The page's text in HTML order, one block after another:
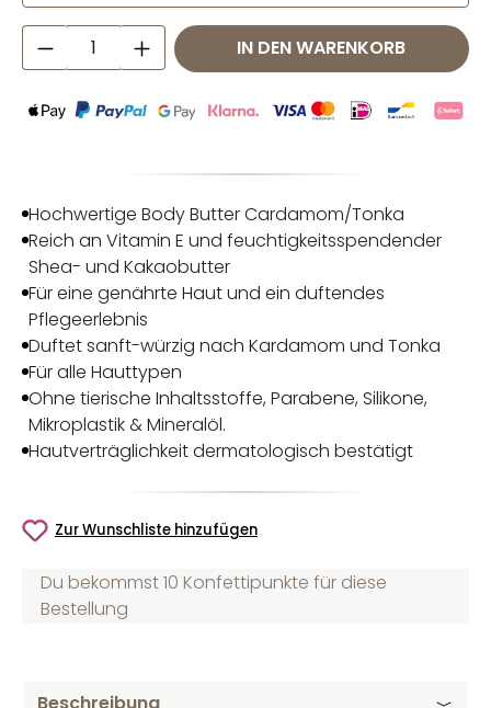
Produkt Anzahl: Gib denIN DEN WARENKORB
Hochwertige Body Butter Cardamom/Tonka
Reich an Vitamin E und feuchtigkeitsspendender
Shea- und Kakaobutter
Für eine genährte Haut und ein duftendes
Pflegeerlebnis
Duftet sanft-würzig nach Kardamom und Tonka
Für alle Hauttypen
Ohne tierische Inhaltsstoffe, Parabene, Silikone,
Mikroplastik & Mineralöl.
Hautverträglichkeit dermatologisch bestätigt
Zur Wunschliste hinzufügen
Du bekommst 10 Konfettipunkte für diese
Bestellung
Beschreibung